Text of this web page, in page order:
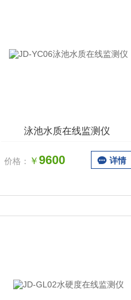
泳池水质在线监测仪
价格： ￥9600 详情